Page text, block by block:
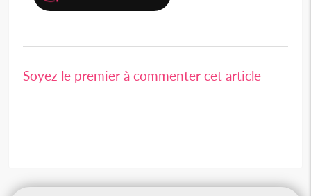
Soyez le premier à commenter cet article